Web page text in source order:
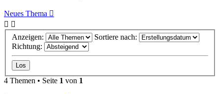
Neues Thema
Anzeigen:
Sortiere nach:
Richtung:
4 Themen • Seite 1 von 1